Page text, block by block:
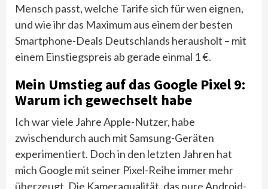
Mensch passt, welche Tarife sich für wen eignen,
und wie ihr das Maximum aus einem der besten
Smartphone-Deals Deutschlands herausholt – mit
einem Einstiegspreis ab gerade einmal 1 €.
Mein Umstieg auf das Google Pixel 9:
Warum ich gewechselt habe
Ich war viele Jahre Apple-Nutzer, habe
zwischendurch auch mit Samsung-Geräten
experimentiert. Doch in den letzten Jahren hat
mich Google mit seiner Pixel-Reihe immer mehr
überzeugt. Die Kameraqualität, das pure Android-